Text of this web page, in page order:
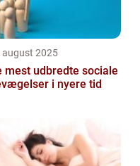
august 2025
mest udbredte sociale
i nyere tid